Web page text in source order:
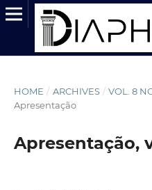
HOME / ARCHIVES / VOL. 8
Apresentação
Apresentação,